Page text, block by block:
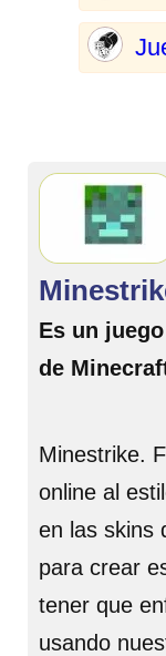
Es un
de
Minestrike.
online al
en las skins
para crear
tener que
usando